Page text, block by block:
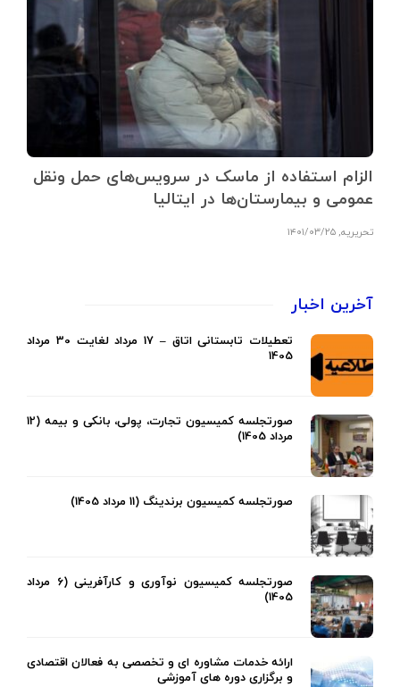
الزام استفاده از ماسک در سرویس‌های حمل ونقل
عمومی و بیمارستان‌ها در ایتالیا
تحریریه, ۱۴۰۱/۰۳/۲۵
آخرین اخبار
تعطیلات تابستانی اتاق – 17 مرداد لغایت 30 مرداد
1405
صورتجلسه کمیسیون تجارت، پولی، بانکی و بیمه (12
مرداد 1405)
صورتجلسه کمیسیون برندینگ (11 مرداد 1405)
صورتجلسه کمیسیون نوآوری و کارآفرینی (6 مرداد
1405)
ارائه خدمات مشاوره ای و تخصصی به فعالان اقتصادی
و برگزاری دوره های آموزشی